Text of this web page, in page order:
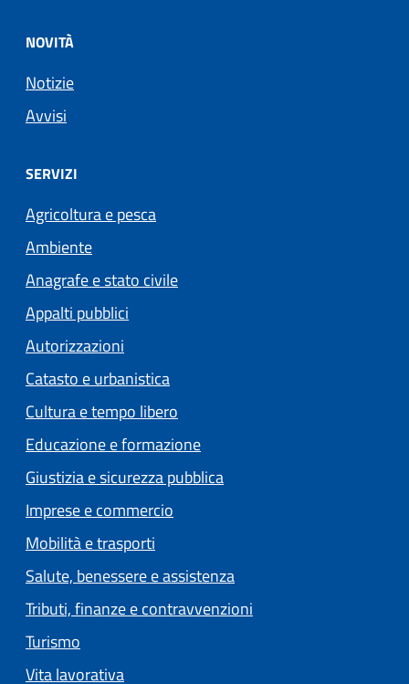
NOVITÀ
Notizie
Avvisi
SERVIZI
Agricoltura e pesca
Ambiente
Anagrafe e stato civile
Appalti pubblici
Autorizzazioni
Catasto e urbanistica
Cultura e tempo libero
Educazione e formazione
Giustizia e sicurezza pubblica
Imprese e commercio
Mobilità e trasporti
Salute, benessere e assistenza
Tributi, finanze e contravvenzioni
Turismo
Vita lavorativa